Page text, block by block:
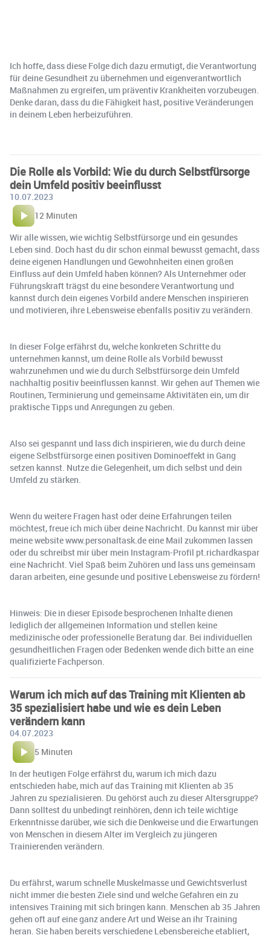
Ich hoffe, dass diese Folge dich dazu ermutigt, die Verantwortung
für deine Gesundheit zu übernehmen und eigenverantwortlich
Maßnahmen zu ergreifen, um präventiv Krankheiten vorzubeugen.
Denke daran, dass du die Fähigkeit hast, positive Veränderungen
in deinem Leben herbeizuführen.
Die Rolle als Vorbild: Wie du durch Selbstfürsorge
dein Umfeld positiv beeinflusst
10.07.2023
12 Minuten
Wir alle wissen, wie wichtig Selbstfürsorge und ein gesundes
Leben sind. Doch hast du dir schon einmal bewusst gemacht, dass
deine eigenen Handlungen und Gewohnheiten einen großen
Einfluss auf dein Umfeld haben können? Als Unternehmer oder
Führungskraft trägst du eine besondere Verantwortung und
kannst durch dein eigenes Vorbild andere Menschen inspirieren
und motivieren, ihre Lebensweise ebenfalls positiv zu verändern.
In dieser Folge erfährst du, welche konkreten Schritte du
unternehmen kannst, um deine Rolle als Vorbild bewusst
wahrzunehmen und wie du durch Selbstfürsorge dein Umfeld
nachhaltig positiv beeinflussen kannst. Wir gehen auf Themen wie
Routinen, Terminierung und gemeinsame Aktivitäten ein, um dir
praktische Tipps und Anregungen zu geben.
Also sei gespannt und lass dich inspirieren, wie du durch deine
eigene Selbstfürsorge einen positiven Dominoeffekt in Gang
setzen kannst. Nutze die Gelegenheit, um dich selbst und dein
Umfeld zu stärken.
Wenn du weitere Fragen hast oder deine Erfahrungen teilen
möchtest, freue ich mich über deine Nachricht. Du kannst mir über
meine website www.personaltask.de eine Mail zukommen lassen
oder du schreibst mir über mein Instagram-Profil pt.richardkaspar
eine Nachricht. Viel Spaß beim Zuhören und lass uns gemeinsam
daran arbeiten, eine gesunde und positive Lebensweise zu fördern!
Hinweis: Die in dieser Episode besprochenen Inhalte dienen
lediglich der allgemeinen Information und stellen keine
medizinische oder professionelle Beratung dar. Bei individuellen
gesundheitlichen Fragen oder Bedenken wende dich bitte an eine
qualifizierte Fachperson.
Warum ich mich auf das Training mit Klienten ab
35 spezialisiert habe und wie es dein Leben
verändern kann
04.07.2023
5 Minuten
In der heutigen Folge erfährst du, warum ich mich dazu
entschieden habe, mich auf das Training mit Klienten ab 35
Jahren zu spezialisieren. Du gehörst auch zu dieser Altersgruppe?
Dann solltest du unbedingt reinhören, denn ich teile wichtige
Erkenntnisse darüber, wie sich die Denkweise und die Erwartungen
von Menschen in diesem Alter im Vergleich zu jüngeren
Trainierenden verändern.
Du erfährst, warum schnelle Muskelmasse und Gewichtsverlust
nicht immer die besten Ziele sind und welche Gefahren ein zu
intensives Training mit sich bringen kann. Menschen ab 35 Jahren
gehen oft auf eine ganz andere Art und Weise an ihr Training
heran. Sie haben bereits verschiedene Lebensbereiche etabliert,